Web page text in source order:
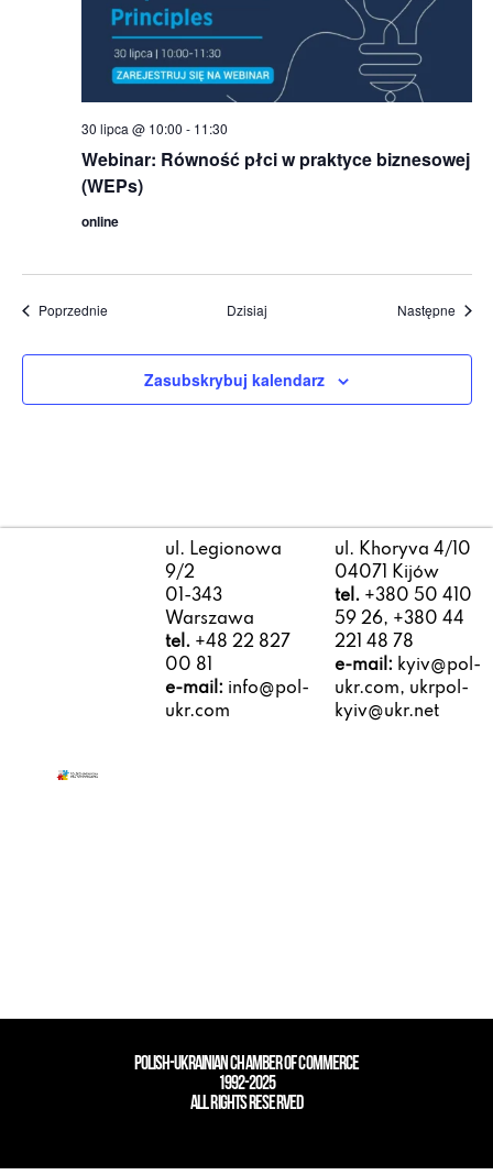
Webinar: Równość płci w praktyce biznesowej
(WEPs)
30 lipca @ 10:00 - 11:30
online
PoprzednieWydarzenia Dzisiaj Następne
Zasubskrybuj kalendarz
ul. Legionowa
9/2
01-343
Warszawa
tel. +48 22 827
00 81
e-mail: info@pol-
ukr.com
ul. Khoryva 4/10
04071 Kijów
tel. +380 50 410
59 26, +380 44
221 48 78
e-mail: kyiv@pol-
ukr.com, ukrpol-
kyiv@ukr.net
POLISH-UKRAINIAN CHAMBER OF COMMERCE
1992-2025
ALL RIGHTS RESERVED